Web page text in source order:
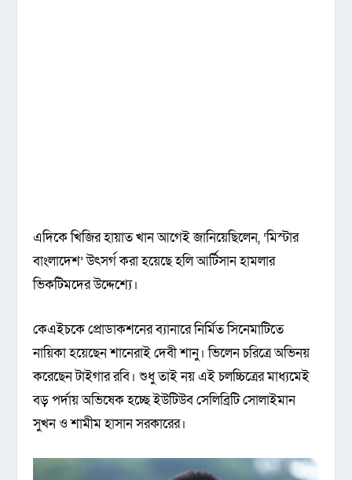
এদিকে খিজির হায়াত খান আগেই জানিয়েছিলেন, ‘মিস্টার
বাংলাদেশ’ উৎসর্গ করা হয়েছে হলি আর্টিসান হামলার
ভিকটিমদের উদ্দেশ্যে।
কেএইচকে প্রোডাকশনের ব্যানারে নির্মিত সিনেমাটিতে
নায়িকা হয়েছেন শানেরাই দেবী শানু। ভিলেন চরিত্রে অভিনয়
করেছেন টাইগার রবি। শুধু তাই নয় এই চলচ্চিত্রের মাধ্যমেই
বড় পর্দায় অভিষেক হচ্ছে ইউটিউব সেলিব্রিটি সোলাইমান
সুখন ও শামীম হাসান সরকারের।